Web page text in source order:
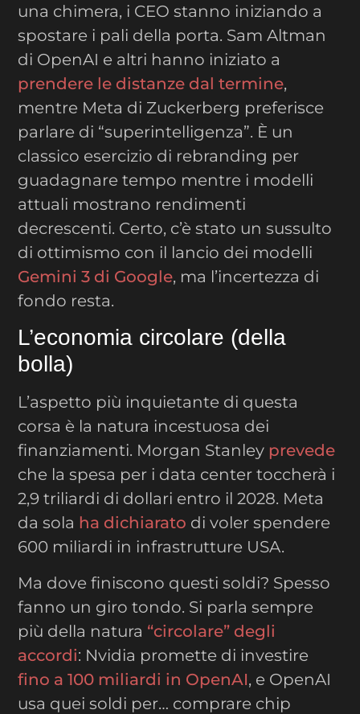
una chimera, i CEO stanno iniziando a
spostare i pali della porta. Sam Altman
di OpenAI e altri hanno iniziato a
prendere le distanze dal termine,
mentre Meta di Zuckerberg preferisce
parlare di “superintelligenza”. È un
classico esercizio di rebranding per
guadagnare tempo mentre i modelli
attuali mostrano rendimenti
decrescenti. Certo, c’è stato un sussulto
di ottimismo con il lancio dei modelli
Gemini 3 di Google, ma l’incertezza di
fondo resta.
L’economia circolare (della
bolla)
L’aspetto più inquietante di questa
corsa è la natura incestuosa dei
finanziamenti. Morgan Stanley prevede
che la spesa per i data center toccherà i
2,9 triliardi di dollari entro il 2028. Meta
da sola ha dichiarato di voler spendere
600 miliardi in infrastrutture USA.
Ma dove finiscono questi soldi? Spesso
fanno un giro tondo. Si parla sempre
più della natura “circolare” degli
accordi: Nvidia promette di investire
fino a 100 miliardi in OpenAI, e OpenAI
usa quei soldi per… comprare chip